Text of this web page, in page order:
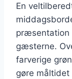
En
præsentation
gæsterne.
farverige
gøre